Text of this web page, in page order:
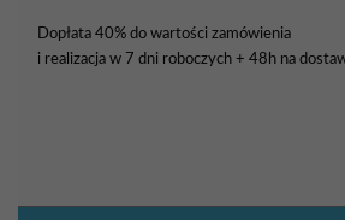
Dopłata 40% do wartości zamówienia
i realizacja w 7 dni roboczych + 48h na